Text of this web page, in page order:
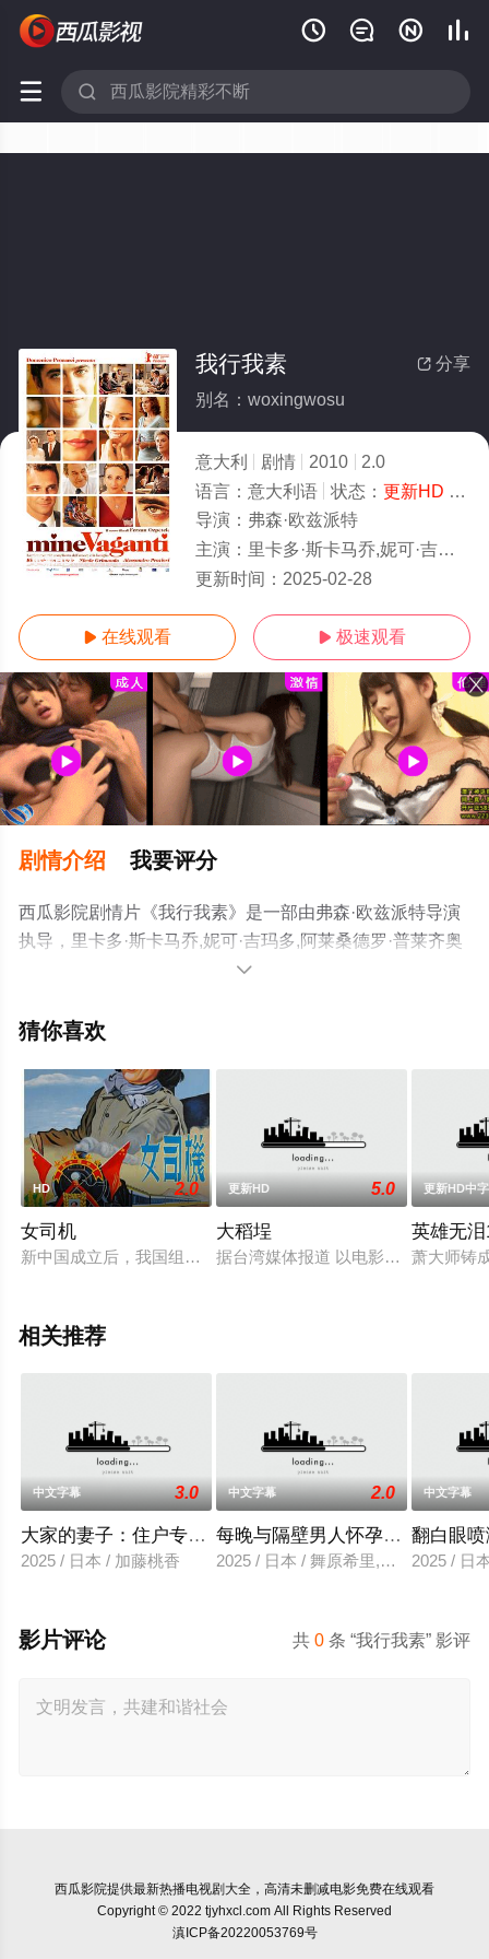
   
 
更新HD
 分享
我行我素
别名：woxingwosu
意大利 剧情 2010
2.0
语言： 意大利语 状态： 更新HD
导演： 弗森·欧兹派特
主演： 里卡多·斯卡马乔,妮可·吉玛多,阿莱桑德罗·普莱齐奥西,恩尼奥·凡塔斯蒂基尼,卢妮塔·萨维诺,拉里亚
更新时间： 2025-02-28
 在线观看  极速观看
剧情介绍 我要评分
西瓜影院剧情片《我行我素》是一部由弗森·欧兹派特导演
执导，里卡多·斯卡马乔,妮可·吉玛多,阿莱桑德罗·普莱齐奥
西,恩尼奥·凡塔斯蒂基尼,卢妮塔·萨维诺,拉里亚·奥科希尼,
乔尼,赞布罗塔·德·马奇,毛罗·博纳芬尼,乔治·马尔凯西,马特
手机免费观看高清无删减完整版电影大全就上西瓜影视，
更多相关信息可移步至豆瓣电影、电视猫或剧情网等平台
了解。
。

猜你喜欢
HD 2.0
女司机
新中国成立后，我国组建了第一支火车女司机培训队，学员来
更新HD 5.0
大稻埕
据台湾媒体报道 以电影《鸡排英雄
更新HD中字
英雄无泪
萧大师铸
相关推荐
中文字幕 3.0
大家的妻子：住户专用洞口
2025 / 日本 / 加藤桃香
中文字幕 2.0
每晚与隔壁男人怀孕性爱
2025 / 日本 / 舞原希里,佐川金二
中文字幕
翻白眼
2025 / 日
共0 条 “我行我素” 影评
影片评论
西瓜影院提供最新热播电视剧大全，高清未删减电影免费在线观看
Copyright © 2022 tjyhxcl.com All Rights Reserved
滇ICP备20220053769号